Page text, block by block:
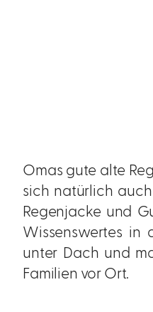
Omas gute alte
sich natürlich
Regenjacke und
Wissenswertes in
unter Dach und
Familien vor Ort.